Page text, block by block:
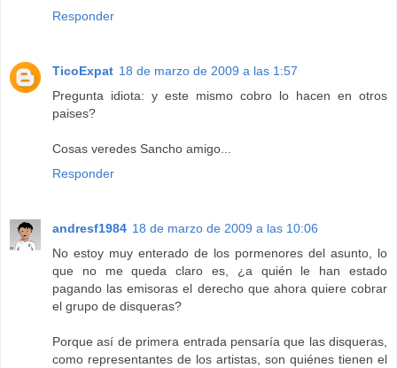
Responder
TicoExpat 18 de marzo de 2009 a las 1:57
Pregunta idiota: y este mismo cobro lo hacen en otros
paises?
Cosas veredes Sancho amigo...
Responder
andresf1984 18 de marzo de 2009 a las 10:06
No estoy muy enterado de los pormenores del asunto, lo
que no me queda claro es, ¿a quién le han estado
pagando las emisoras el derecho que ahora quiere cobrar
el grupo de disqueras?
Porque así de primera entrada pensaría que las disqueras,
como representantes de los artistas, son quiénes tienen el